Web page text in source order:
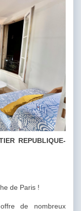
REPUBLIQUE-
de Paris !
de nombreux